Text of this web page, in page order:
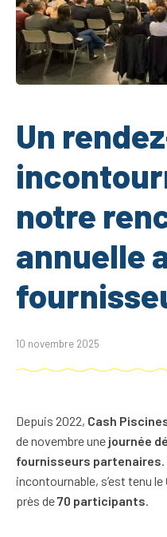
Un
notre
annuelle
10 novembre 2025
Depuis 2022, Cash
de novembre une journée
fournisseurs partenaires
incontournable, s’est tenu le
près de70 participants